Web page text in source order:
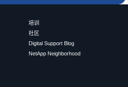
培训
社区
Digital Support Blog
NetApp Neighborhood